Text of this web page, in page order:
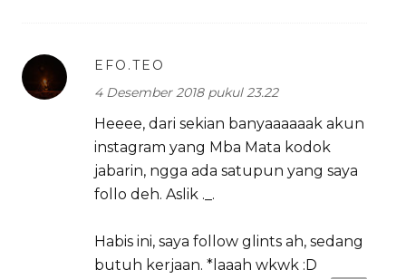
EFO.TEO
4 Desember 2018 pukul 23.22
Heeee, dari sekian banyaaaaaak akun
instagram yang Mba Mata kodok
jabarin, ngga ada satupun yang saya
follo deh. Aslik ._.
Habis ini, saya follow glints ah, sedang
butuh kerjaan. *laaah wkwk :D